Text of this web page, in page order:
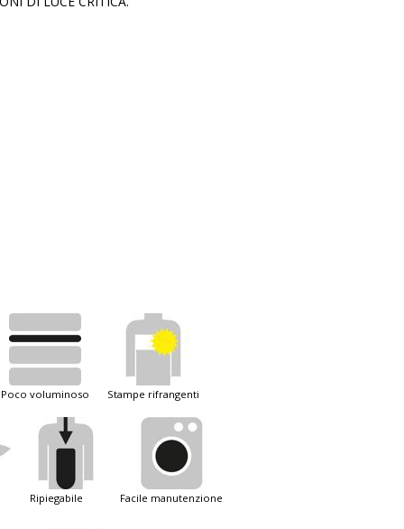
poco voluminoso stampe rifrangenti
ripiegabile facile manutenzione